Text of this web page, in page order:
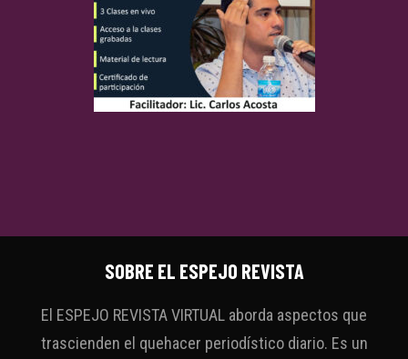
SOBRE EL ESPEJO REVISTA
El ESPEJO REVISTA VIRTUAL aborda aspectos que
trascienden el quehacer periodístico diario. Es un